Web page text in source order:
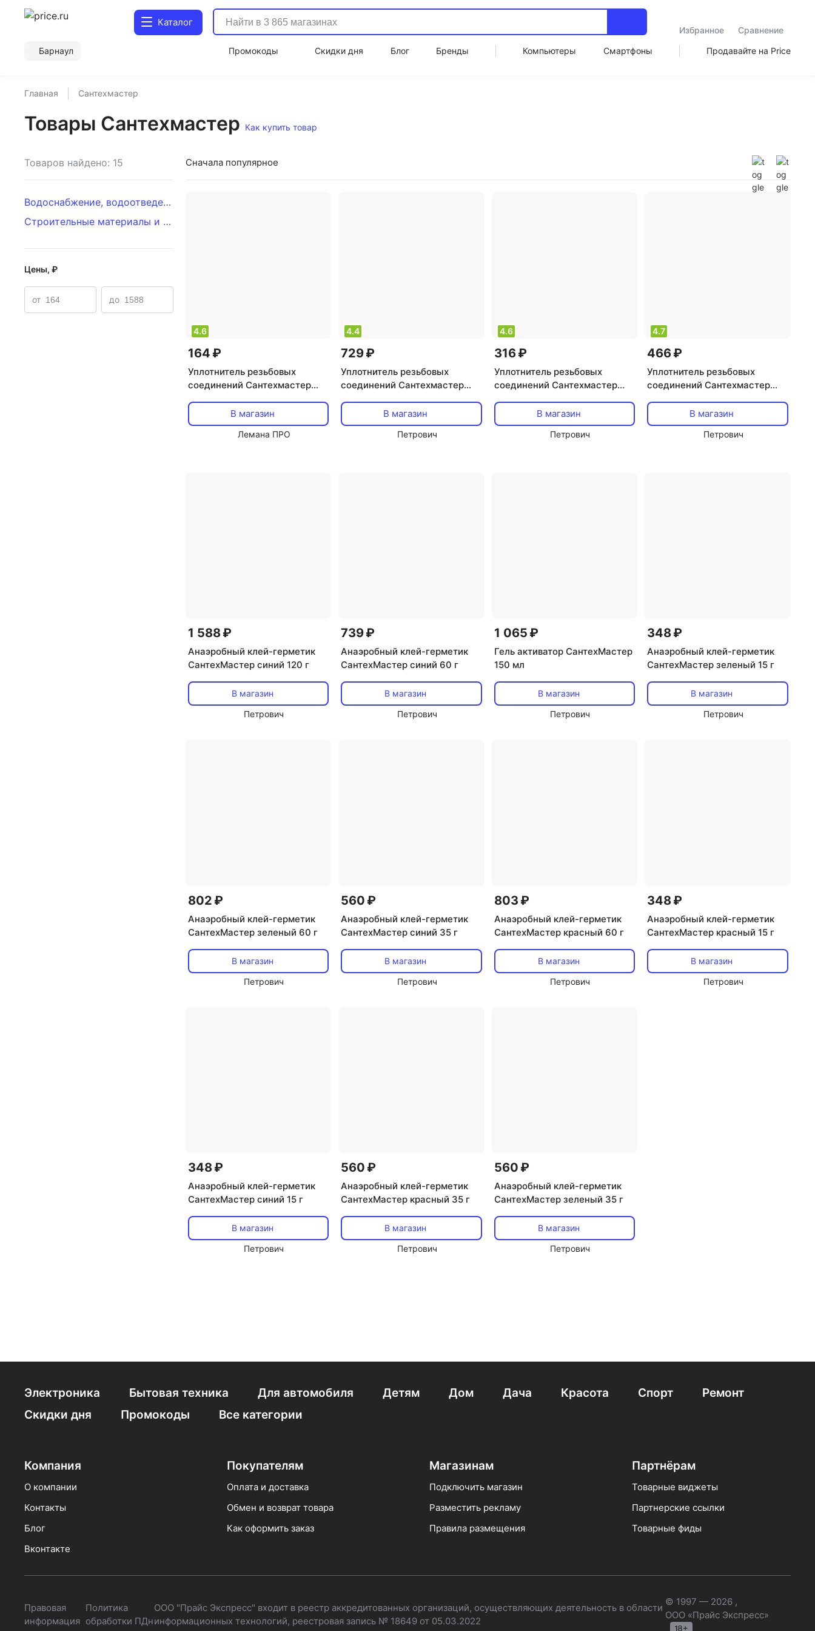
Каталог
Избранное
Сравнение
Барнаул
Промокоды Скидки дня Блог Бренды Компьютеры Смартфоны Продавайте на Price
Главная Сантехмастер
Товары Сантехмастер Как купить товар
Товаров найдено: 15
Водоснабжение, водоотведение, газификация
Строительные материалы и крепеж
Цены, ₽
от до
Сначала популярное
4.6
164 ₽
Уплотнитель резьбовых
соединений Сантехмастер
В магазин
Лемана ПРО
4.4
729 ₽
Уплотнитель резьбовых
соединений Сантехмастер
В магазин
Петрович
4.6
316 ₽
Уплотнитель резьбовых
соединений Сантехмастер
лен 04113В магазин
Петрович
4.7
466 ₽
Уплотнитель резьбовых
соединений Сантехмастер
В магазин
Петрович
1 588 ₽
Анаэробный клей-герметик
СантехМастер синий 120 г
В магазин
Петрович
739 ₽
Анаэробный клей-герметик
СантехМастер синий 60 г
В магазин
Петрович
1 065 ₽
Гель активатор СантехМастер
150 мл
В магазин
Петрович
348 ₽
Анаэробный клей-герметик
СантехМастер зеленый 15 г
В магазин
Петрович
802 ₽
Анаэробный клей-герметик
СантехМастер зеленый 60 г
В магазин
Петрович
560 ₽
Анаэробный клей-герметик
СантехМастер синий 35 г
В магазин
Петрович
803 ₽
Анаэробный клей-герметик
СантехМастер красный 60 г
В магазин
Петрович
348 ₽
Анаэробный клей-герметик
СантехМастер красный 15 г
В магазин
Петрович
348 ₽
Анаэробный клей-герметик
СантехМастер синий 15 г
В магазин
Петрович
560 ₽
Анаэробный клей-герметик
СантехМастер красный 35 г
В магазин
Петрович
560 ₽
Анаэробный клей-герметик
СантехМастер зеленый 35 г
В магазин
Петрович
Электроника Бытовая техника Для автомобиля Детям Дом Дача Красота Спорт
Ремонт
Скидки дня
Промокоды Все категории
Компания
О компании
Контакты
Блог
Вконтакте
Покупателям
Оплата и доставка
Обмен и возврат товара
Как оформить заказ
Магазинам
Подключить магазин
Разместить рекламу
Правила размещения
Партнёрам
Товарные виджеты
Партнерские ссылки
Товарные фиды
Правовая
информация
Политика
обработки ПДн
ООО "Прайс Экспресс" входит в реестр аккредитованных организаций, осуществляющих деятельность в области
информационных технологий, реестровая запись № 18649 от 05.03.2022
© 1997 — 2026 ,
ООО «Прайс Экспресс»